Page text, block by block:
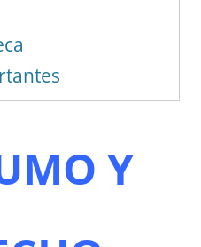
Y